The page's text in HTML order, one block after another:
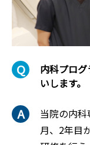
内科プロ
いします。
当院の内
月、2年目